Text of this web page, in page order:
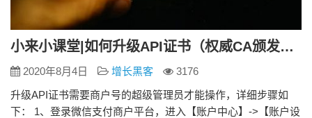
小来小课堂|如何升级API证书（权威CA颁发）？
2020年8月4日 增长黑客
3176
升级API证书需要商户号的超级管理员才能操作，详细步骤如
下： 1、登录微信支付商户平台，进入【账户中心】->【账户设